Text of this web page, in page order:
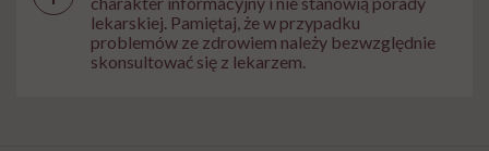
lekarskiej. Pamiętaj, że w przypadku
problemów ze zdrowiem należy bezwzględnie
skonsultować się z lekarzem.